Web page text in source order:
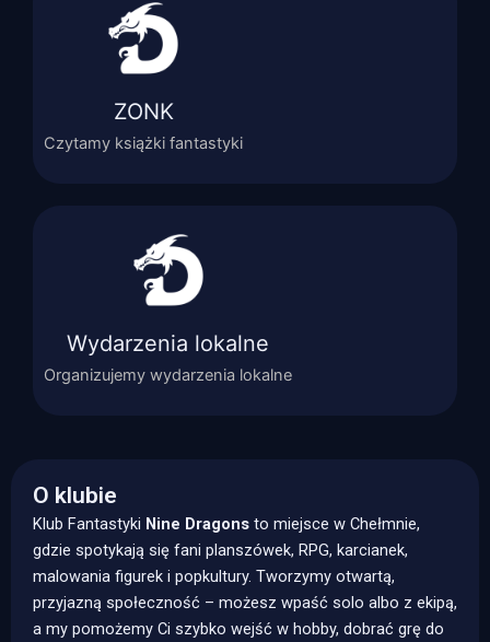
ZONK
Czytamy książki fantastyki
Wydarzenia lokalne
Organizujemy wydarzenia lokalne
O klubie
Klub Fantastyki Nine Dragons to miejsce w Chełmnie,
gdzie spotykają się fani planszówek, RPG, karcianek,
malowania figurek i popkultury. Tworzymy otwartą,
przyjazną społeczność – możesz wpaść solo albo z ekipą,
a my pomożemy Ci szybko wejść w hobby, dobrać grę do